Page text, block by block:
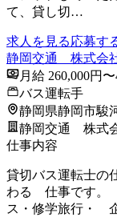
て、貸し切…
求人を見る応募す
静岡交通 株式会
月給 260,000円〜
バス運転手
静岡県静岡市駿
静岡交通 株式
仕事内容
貸切バス運転士の
わる 仕事です。
ス・修学旅行・